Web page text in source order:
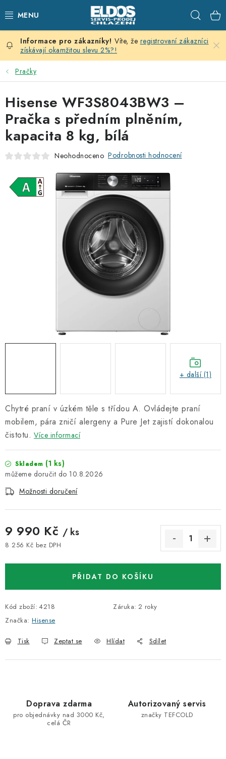
na
PRODEJNÍ CHLAZENÍ
SKLADOVACÍ CHLAZENÍ
CHLAZENÍ PRO PŘÍPRAVU
VÝČEPNÍ ZAŘÍZENÍ
KLIMATIZACE
Informační centrum Proč zvolit TEFCOLD
Kontakty
Hodnocení obchodu
Obchodní podmínky
Víte, že registrovaní zákazníci
získávají okamžitou slevu 2%?!
Pračky
Chytré praní v úzkém těle s třídou A. Ovládejte praní
mobilem, pára zničí alergeny a Pure Jet zajistí dokonalou
čistotu. Více informací
Skladem (1 ks)
10.8.2026
Možnosti doručení
9 990 Kč / ks
8 256 Kč bez DPH
PŘIDAT DO KOŠÍKU
Kód zboží: 4218 Záruka: 2 roky
Značka: Hisense
Tisk Zeptat se Hlídat Sdílet
Hisense WF3S8043BW3 –
Pračka s předním plněním,
kapacita 8 kg, bílá
Neohodnoceno Podrobnosti hodnocení
+ další (1)
Doprava zdarma
pro objednávky nad 3000 Kč,
celá ČR
Autorizovaný servis
značky TEFCOLD